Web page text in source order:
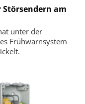
Störsendern am
unter der
Frühwarnsystem